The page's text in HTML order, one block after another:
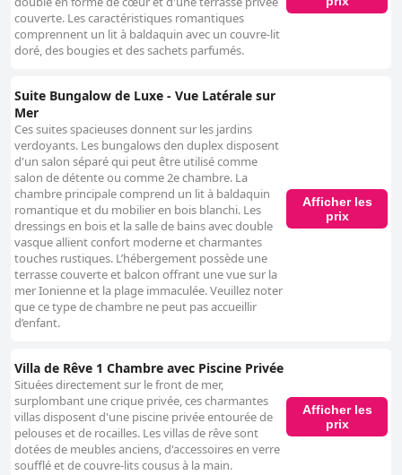
couverte. Les caractéristiques romantiques
comprennent un lit à baldaquin avec un couvre-lit
doré, des bougies et des sachets parfumés.
Suite Bungalow de Luxe - Vue Latérale sur
Mer
Ces suites spacieuses donnent sur les jardins
verdoyants. Les bungalows den duplex disposent
d'un salon séparé qui peut être utilisé comme
salon de détente ou comme 2e chambre. La
chambre principale comprend un lit à baldaquin
romantique et du mobilier en bois blanchi. Les
dressings en bois et la salle de bains avec double
vasque allient confort moderne et charmantes
touches rustiques. L’hébergement possède une
terrasse couverte et balcon offrant une vue sur la
mer Ionienne et la plage immaculée. Veuillez noter
que ce type de chambre ne peut pas accueillir
d’enfant.
Afficher les
prix
Villa de Rêve 1 Chambre avec Piscine Privée
Situées directement sur le front de mer,
surplombant une crique privée, ces charmantes
villas disposent d'une piscine privée entourée de
pelouses et de rocailles. Les villas de rêve sont
dotées de meubles anciens, d'accessoires en verre
soufflé et de couvre-lits cousus à la main.
Afficher les
prix